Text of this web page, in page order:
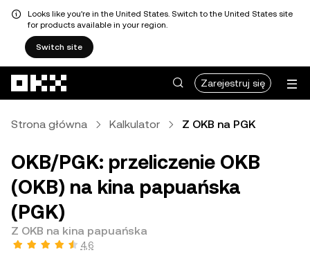
Looks like you're in the United States. Switch to the United States site
for products available in your region.
Switch site
Zarejestruj się
Strona główna Kalkulator Z OKB na PGK
OKB/PGK: przeliczenie OKB
(OKB) na kina papuańska
(PGK)
Z OKB na kina papuańska
4,6